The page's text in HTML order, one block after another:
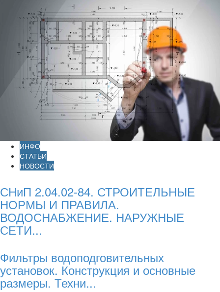
ИНФО
СТАТЬИ
НОВОСТИ
СНиП 2.04.02-84. СТРОИТЕЛЬНЫЕ
НОРМЫ И ПРАВИЛА.
ВОДОСНАБЖЕНИЕ. НАРУЖНЫЕ
СЕТИ...
Фильтры водоподговительных
установок. Конструкция и основные
размеры. Техни...